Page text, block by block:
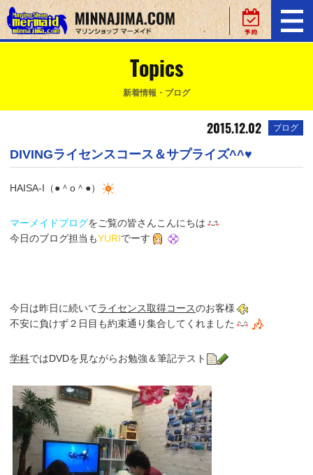
Topics
新着情報・ブログ
2015.12.02 ブログ
DIVINGライセンスコース＆サプライズ^^♥
HAISA-I（●＾o＾●）
マーメイドブログをご覧の皆さんこんにちは
今日のブログ担当もYURIでーす
今日は昨日に続いてライセンス取得コースのお客様
不安に負けず２日目も約束通り集合してくれました
学科ではDVDを見ながらお勉強＆筆記テスト